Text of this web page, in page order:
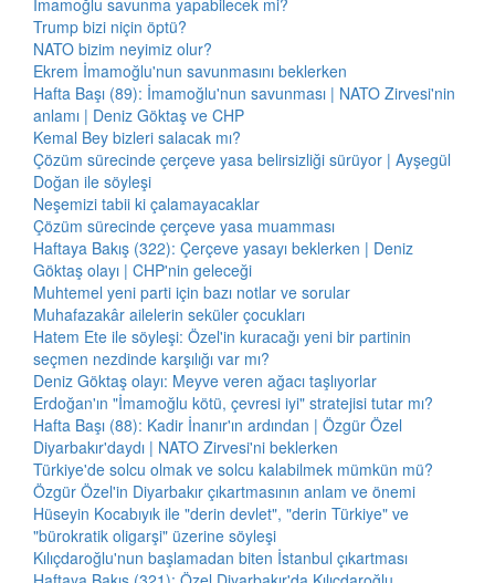
İmamoğlu savunma yapabilecek mi?
Trump bizi niçin öptü?
NATO bizim neyimiz olur?
Ekrem İmamoğlu'nun savunmasını beklerken
Hafta Başı (89): İmamoğlu'nun savunması | NATO Zirvesi'nin
anlamı | Deniz Göktaş ve CHP
Kemal Bey bizleri salacak mı?
Çözüm sürecinde çerçeve yasa belirsizliği sürüyor | Ayşegül
Doğan ile söyleşi
Neşemizi tabii ki çalamayacaklar
Çözüm sürecinde çerçeve yasa muamması
Haftaya Bakış (322): Çerçeve yasayı beklerken | Deniz
Göktaş olayı | CHP'nin geleceği
Muhtemel yeni parti için bazı notlar ve sorular
Muhafazakâr ailelerin seküler çocukları
Hatem Ete ile söyleşi: Özel'in kuracağı yeni bir partinin
seçmen nezdinde karşılığı var mı?
Deniz Göktaş olayı: Meyve veren ağacı taşlıyorlar
Erdoğan'ın "İmamoğlu kötü, çevresi iyi" stratejisi tutar mı?
Hafta Başı (88): Kadir İnanır'ın ardından | Özgür Özel
Diyarbakır'daydı | NATO Zirvesi'ni beklerken
Türkiye'de solcu olmak ve solcu kalabilmek mümkün mü?
Özgür Özel'in Diyarbakır çıkartmasının anlam ve önemi
Hüseyin Kocabıyık ile "derin devlet", "derin Türkiye" ve
"bürokratik oligarşi" üzerine söyleşi
Kılıçdaroğlu'nun başlamadan biten İstanbul çıkartması